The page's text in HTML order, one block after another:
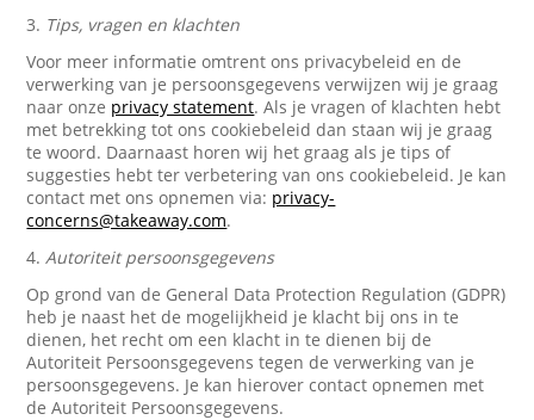
3. Tips, vragen en klachten
Voor meer informatie omtrent ons privacybeleid en de
verwerking van je persoonsgegevens verwijzen wij je graag
naar onze privacy statement. Als je vragen of klachten hebt
met betrekking tot ons cookiebeleid dan staan wij je graag
te woord. Daarnaast horen wij het graag als je tips of
suggesties hebt ter verbetering van ons cookiebeleid. Je kan
contact met ons opnemen via: privacy-
concerns@takeaway.com.
4.Autoriteit persoonsgegevens
Op grond van de General Data Protection Regulation (GDPR)
heb je naast het de mogelijkheid je klacht bij ons in te
dienen, het recht om een klacht in te dienen bij de
Autoriteit Persoonsgegevens tegen de verwerking van je
persoonsgegevens. Je kan hierover contact opnemen met
de Autoriteit Persoonsgegevens.